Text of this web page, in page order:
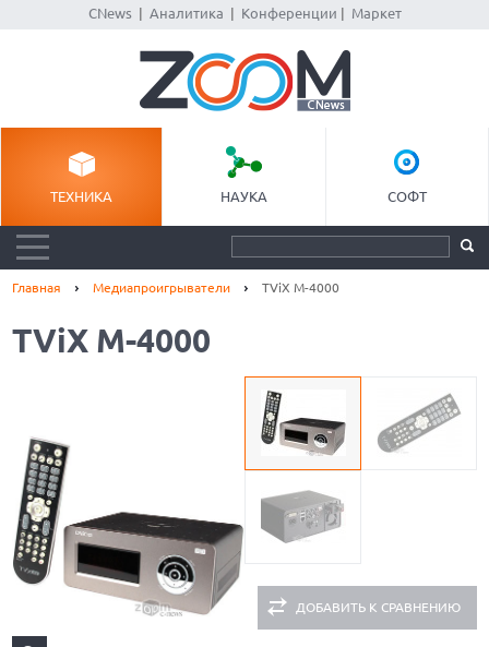
CNews| Аналитика Конференции Маркет
ТЕХНИКА НАУКА СОФТ
Главная Медиапроигрыватели TViX M-4000
TViX M-4000
ДОБАВИТЬ К СРАВНЕНИЮ